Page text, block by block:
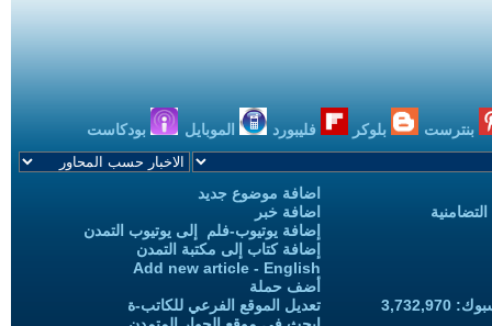
بنترست بلوكر فليبورد الموبايل بودكاست
اضافة موضوع جديد
اضافة خبر
إضافة يوتيوب-فلم إلى يوتيوب التمدن
إضافة كتاب إلى مكتبة التمدن
Add new article - English
أضف حملة
تعديل الموقع الفرعي للكاتب-ة